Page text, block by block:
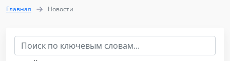
Главная Новости